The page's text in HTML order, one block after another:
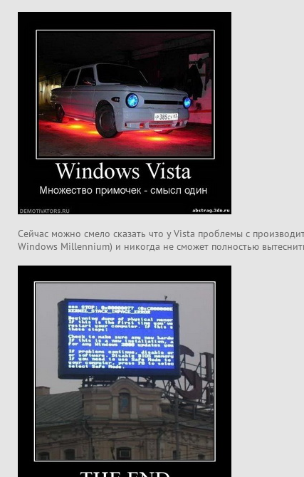
Сейчас можно смело сказать что у Vista проблемы с
Windows Millennium) и никогда не сможет полностью